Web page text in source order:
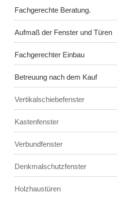
Fachgerechte Beratung.
Aufmaß der Fenster und Türen
Fachgerechter Einbau
Betreuung nach dem Kauf
Vertikalschiebefenster
Kastenfenster
Verbundfenster
Denkmalschutzfenster
Holzhaustüren